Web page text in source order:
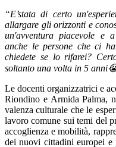
“E’stata di certo
allargare gli orizzonti e
un'avventura piacevole e
anche le persone che ci
chiedete se lo rifarei?
soltanto una volta in 5 anni
Le docenti organizzatrici e
Riondino e Armida Palma,
valenza culturale che le
lavoro comune sui temi del
accoglienza e mobilità,
dei nuovi cittadini europei e